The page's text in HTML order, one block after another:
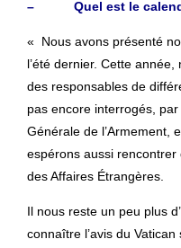
– Quel est le
« Nous avons présenté
l’été dernier. Cette
des responsables de
pas encore interrogés,
Générale de l’Armement,
espérons aussi
des Affaires Étrangères.
Il nous reste un peu plus
connaître l’avis du